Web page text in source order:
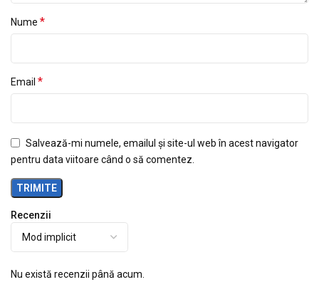
Recenzii
Nu există recenzii până acum.
Nume *
Email *
Salvează-mi numele, emailul și site-ul web în acest navigator
pentru data viitoare când o să comentez.